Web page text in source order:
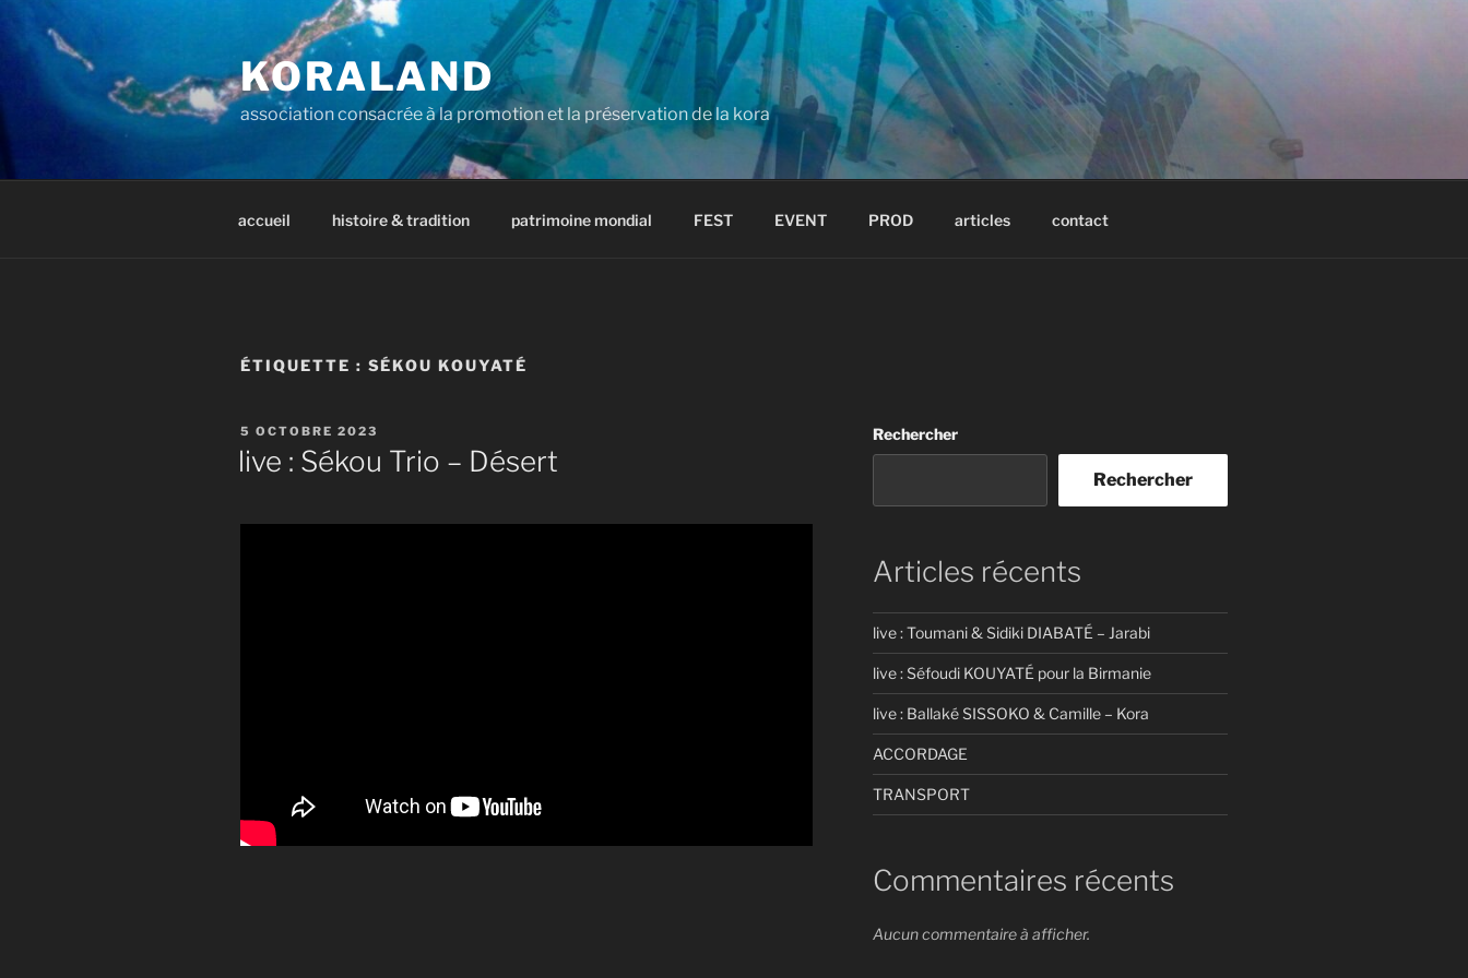
principal
KORALAND
association consacrée à la promotion et la préservation de la kora
accueil histoire & tradition patrimoine mondial FEST EVENT PROD articles contact
ÉTIQUETTE : SÉKOU KOUYATÉ
PUBLIÉ
LE
5 OCTOBRE 2023
live : Sékou Trio – Désert
Rechercher
Rechercher
Articles récents
live : Toumani & Sidiki DIABATÉ – Jarabi
live : Séfoudi KOUYATÉ pour la Birmanie
live : Ballaké SISSOKO & Camille – Kora
ACCORDAGE
TRANSPORT
Commentaires récents
Aucun commentaire à afficher.